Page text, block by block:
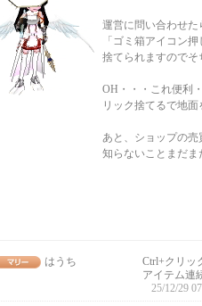
運営に問い合わせ
「ゴミ箱アイコン
捨てられますのでそ
OH・・・これ便利
リック捨てるで地
あと、ショップの売
知らないことまだ
はうち
Ctrl+クリッ
アイテム連
25/12/29